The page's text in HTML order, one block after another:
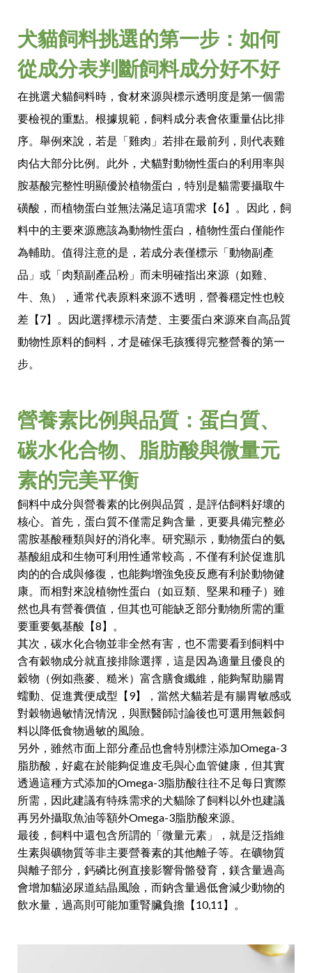
犬貓飼料挑選的第一步：如何
從成分表判斷飼料成分好不好
在挑選犬貓飼料時，食材來源與標示透明度是第一個需
要檢視的重點。根據規範，飼料成分表會依重量佔比排
序。舉例來說，若是「雞肉」若排在最前列，則代表雞
肉佔大部分比例。此外，犬貓對動物性蛋白的利用率與
胺基酸完整性明顯優於植物蛋白，特別是貓需要攝取牛
磺酸，而植物蛋白並無法滿足這項需求【6】。因此，飼
料中的主要來源應該為動物性蛋白，植物性蛋白僅能作
為輔助。值得注意的是，若成分表僅標示「動物副產
品」或「肉類副產品粉」而未明確指出來源（如雞、
牛、魚），通常代表原料來源不透明，營養穩定性也較
差【7】。因此選擇標示清楚、主要蛋白來源來自高品質
動物性原料的飼料，才是確保毛孩獲得完整營養的第一
步。
營養素比例與品質：蛋白質、
碳水化合物、脂肪酸與微量元
素的完美平衡
飼料中成分與營養素的比例與品質，是評估飼料好壞的
核心。首先，蛋白質不僅需足夠含量，更要具備完整必
需胺基酸種類與好的消化率。研究顯示，動物蛋白的氨
基酸組成和生物可利用性通常較高，不僅有利於促進肌
肉的的合成與修復，也能夠增強免疫反應有利於動物健
康。而相對來說植物性蛋白（如豆類、堅果和種子）雖
然也具有營養價值，但其也可能缺乏部分動物所需的重
要重要氨基酸【8】。
其次，碳水化合物並非全然有害，也不需要看到飼料中
含有穀物成分就直接排除選擇，這是因為適量且優良的
穀物（例如燕麥、糙米）富含膳食纖維，能夠幫助腸胃
蠕動、促進糞便成型【9】，當然犬貓若是有腸胃敏感或
對穀物過敏情況情況，與獸醫師討論後也可選用無穀飼
料以降低食物過敏的風險。
另外，雖然市面上部分產品也會特別標注添加Omega-3
脂肪酸，好處在於能夠促進皮毛與心血管健康，但其實
透過這種方式添加的Omega-3脂肪酸往往不足每日實際
所需，因此建議有特殊需求的犬貓除了飼料以外也建議
再另外攝取魚油等額外Omega-3脂肪酸來源。
最後，飼料中還包含所謂的「微量元素」，就是泛指維
生素與礦物質等非主要營養素的其他離子等。在礦物質
與離子部分，鈣磷比例直接影響骨骼發育，鎂含量過高
會增加貓泌尿道結晶風險，而鈉含量過低會減少動物的
飲水量，過高則可能加重腎臟負擔【10,11】。